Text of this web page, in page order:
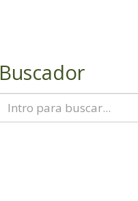
Buscador